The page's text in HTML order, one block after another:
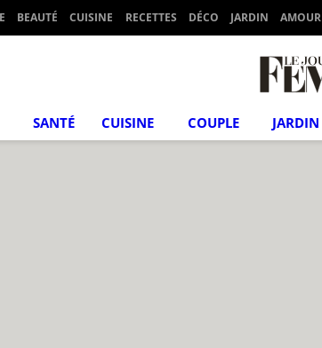
BEAUTÉ CUISINE RECETTES DÉCO JARDIN AMOUR
SANTÉ CUISINE COUPLE JARDIN